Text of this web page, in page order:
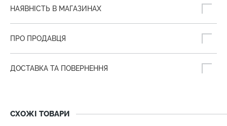
НАЯВНІСТЬ В МАГАЗИНАХ
ПРО ПРОДАВЦЯ
ДОСТАВКА ТА ПОВЕРНЕННЯ
СХОЖІ ТОВАРИ